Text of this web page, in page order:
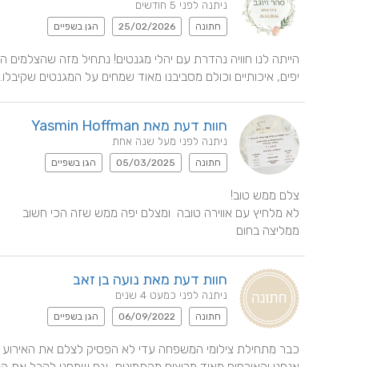
ניתנה לפני 5 חודשים
חתונה 25/02/2026 הגן בשפיים
יפים, איכותיים וכולם מסביבנו מאוד שמחים על המגנטים שקיבלו.
חוות דעת מאת Yasmin Hoffman
ניתנה לפני מעל שנה אחת
חתונה 05/03/2025 הגן בשפיים
ממליצה בחום
חוות דעת מאת נועה בן זאב
ניתנה לפני כמעט 4 שנים
חתונה 06/09/2022 הגן בשפיים